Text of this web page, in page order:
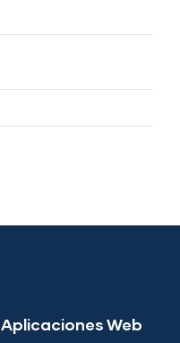
Aplicaciones Web